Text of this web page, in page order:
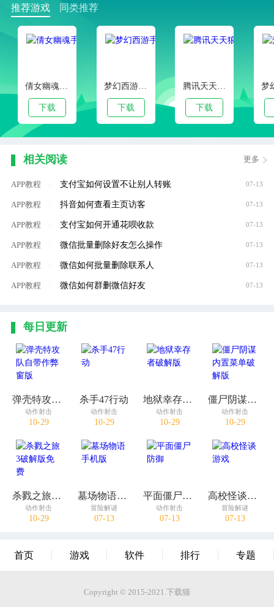
推荐游戏 同类推荐
倩女幽魂手游官服版本
下载
梦幻西游手游客户端下载
下载 下载
相关阅读 更多
APP教程 支付宝如何设置不让别人转账 07-13
APP教程 抖音如何查看主页访客 07-13
APP教程 支付宝如何开通花呗收款 07-13
APP教程 微信批量删除好友怎么操作 07-13
APP教程 微信如何批量删除联系人 07-13
APP教程 微信如何群删微信好友 07-13
每日更新
弹壳特攻队自带作弊窗版
动作射击
10-29
杀手47行动
动作射击
10-29
地狱幸存者破解版
动作射击
10-29
僵尸阴谋内置菜单破解版
动作射击
10-29
杀戮之旅3破解版免费
动作射击
10-29
墓场物语手机版
冒险解谜
07-13
平面僵尸防御
动作射击
07-13
高校怪谈游戏
冒险解谜
07-13
首页 游戏 软件 排行 专题
Copyright © 2015-2021.下载猫